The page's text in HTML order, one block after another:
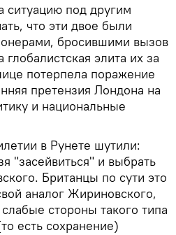
ситуацию под другим
что эти двое были
бросившими вызов
глобалистская элита их за
потерпела поражение
претензия Лондона на
и национальные
в Рунете шутили:
"засейвиться" и выбрать
Британцы по сути это
аналог Жириновского,
стороны такого типа
есть сохранение)